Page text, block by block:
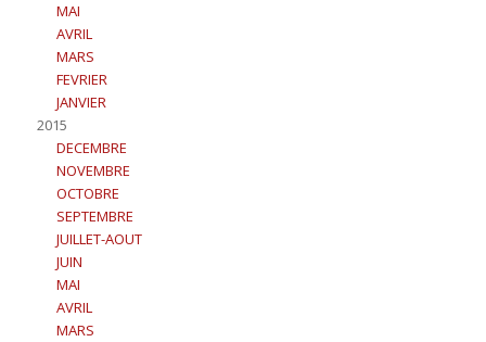
MAI
AVRIL
MARS
FEVRIER
JANVIER
2015
DECEMBRE
NOVEMBRE
OCTOBRE
SEPTEMBRE
JUILLET-AOUT
JUIN
MAI
AVRIL
MARS